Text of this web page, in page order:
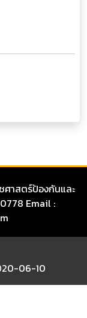
ศาสตร์ป้องกันและ
Email :
06-10